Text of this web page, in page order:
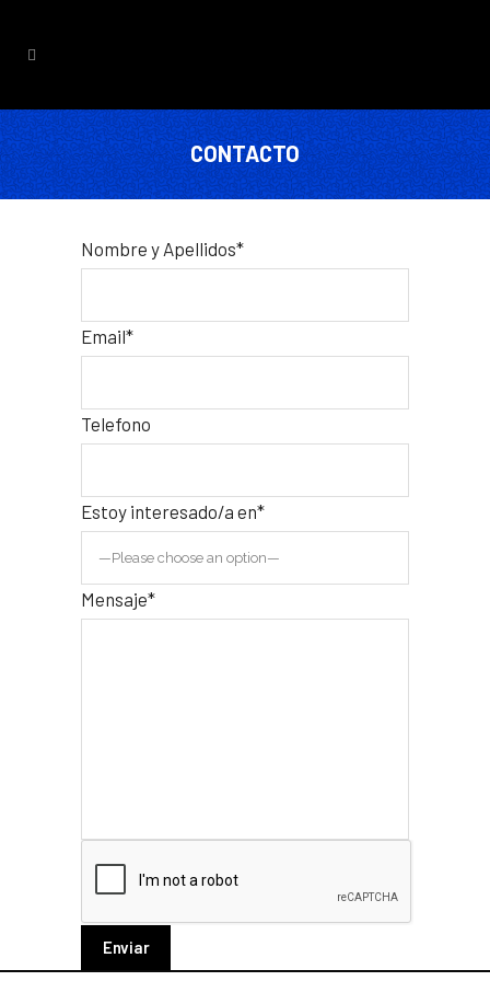
CONTACTO
Nombre y Apellidos*
Email*
Telefono
Estoy interesado/a en*
Mensaje*